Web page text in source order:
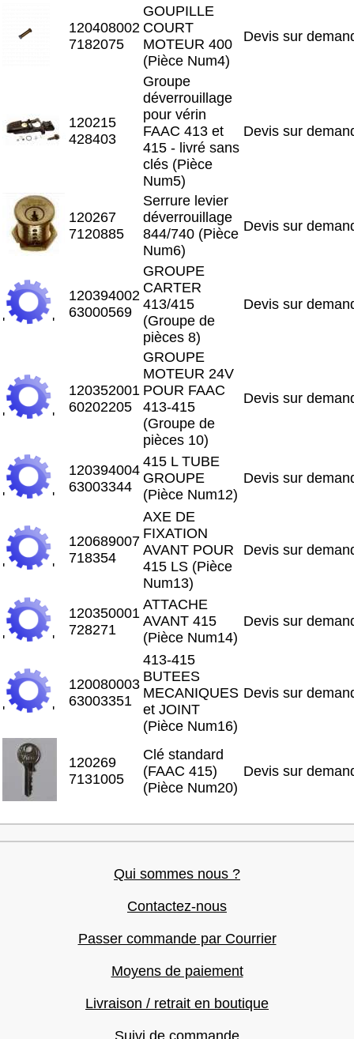
120408002
7182075
GOUPILLE
COURT
MOTEUR 400
(Pièce Num4)
Devis sur
120215
428403
Groupe
déverrouillage
pour vérin
FAAC 413 et
415 - livré sans
clés (Pièce
Num5)
Devis sur
120267
7120885
Serrure levier
déverrouillage
844/740 (Pièce
Num6)
Devis sur
' '
120394002
63000569
GROUPE
CARTER
413/415
(Groupe de
pièces 8)
Devis sur
' '
120352001
60202205
GROUPE
MOTEUR 24V
POUR FAAC
413-415
(Groupe de
pièces 10)
Devis sur
' '
120394004
63003344
415 L TUBE
GROUPE
(Pièce Num12)
Devis sur
' '
120689007
718354
AXE DE
FIXATION
AVANT POUR
415 LS (Pièce
Num13)
Devis sur
' '
120350001
728271
ATTACHE
AVANT 415
(Pièce Num14)
Devis sur
' '
120080003
63003351
413-415
BUTEES
MECANIQUES
et JOINT
(Pièce Num16)
Devis sur
120269
7131005
Clé standard
(FAAC 415)
(Pièce Num20)
Devis sur
Qui sommes nous ?
Contactez-nous
Passer commande par Courrier
Moyens de paiement
Livraison / retrait en boutique
Suivi de commande